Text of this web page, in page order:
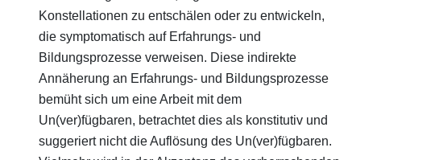
Konstellationen zu entschälen oder zu entwickeln,
die symptomatisch auf Erfahrungs- und
Bildungsprozesse verweisen. Diese indirekte
Annäherung an Erfahrungs- und Bildungsprozesse
bemüht sich um eine Arbeit mit dem
Un(ver)fügbaren, betrachtet dies als konstitutiv und
suggeriert nicht die Auflösung des Un(ver)fügbaren.